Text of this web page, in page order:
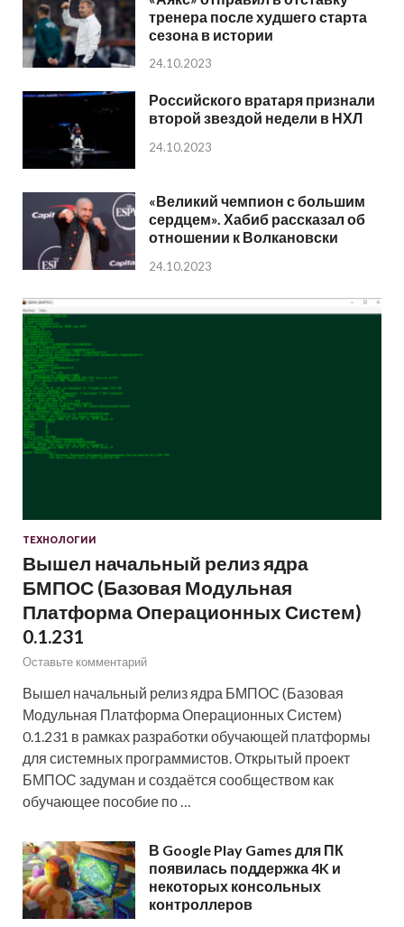
тренера после худшего старта
сезона в истории
24.10.2023
Российского вратаря признали
второй звездой недели в НХЛ
24.10.2023
«Великий чемпион с большим
сердцем». Хабиб рассказал об
отношении к Волкановски
24.10.2023
ТЕХНОЛОГИИ
Вышел начальный релиз ядра
БМПОС (Базовая Модульная
Платформа Операционных Систем)
0.1.231
Оставьте комментарий
Вышел начальный релиз ядра БМПОС (Базовая
Модульная Платформа Операционных Систем)
0.1.231 в рамках разработки обучающей платформы
для системных программистов. Открытый проект
БМПОС задуман и создаётся сообществом как
обучающее пособие по …
В Google Play Games для ПК
появилась поддержка 4K и
некоторых консольных
контроллеров